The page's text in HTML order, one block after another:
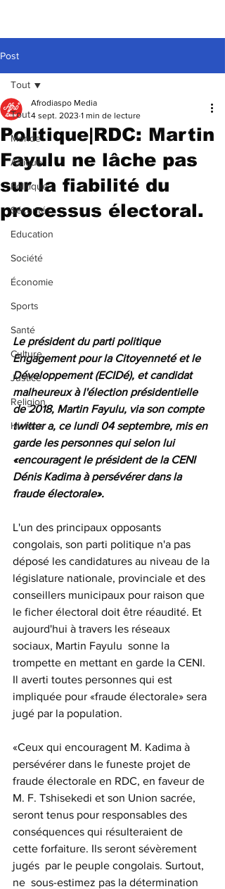
Post
Tout
Monde
Afrique
Politique
Sécurité
Education
Société
Économie
Sports
Santé
Culture
Justice
Religion
Histoire
Tout
Politique|RDC: Martin
Fayulu ne lâche pas
sur la fiabilité du
processus électoral.
Afrodiaspo Media
4 sept. 2023 1 min de lecture
Le président du parti politique
Engagement pour la Citoyenneté et le
Développement (ECIDé), et candidat
malheureux à l'élection présidentielle
de 2018, Martin Fayulu, via son compte
twitter a, ce lundi 04 septembre, mis en
garde les personnes qui selon lui
«encouragent le président de la CENI
Dénis Kadima à persévérer dans la
fraude électorale».
L'un des principaux opposants
congolais, son parti politique n'a pas
déposé les candidatures au niveau de la
législature nationale, provinciale et des
conseillers municipaux pour raison que
le ficher électoral doit être réaudité. Et
aujourd'hui à travers les réseaux
sociaux, Martin Fayulu  sonne la
trompette en mettant en garde la CENI.
Il averti toutes personnes qui est
impliquée pour «fraude électorale» sera
jugé par la population.
«Ceux qui encouragent M. Kadima à
persévérer dans le funeste projet de
fraude électorale en RDC, en faveur de
M. F. Tshisekedi et son Union sacrée,
seront tenus pour responsables des
conséquences qui résulteraient de
cette forfaiture. Ils seront sévèrement
jugés  par le peuple congolais. Surtout,
ne  sous-estimez pas la détermination